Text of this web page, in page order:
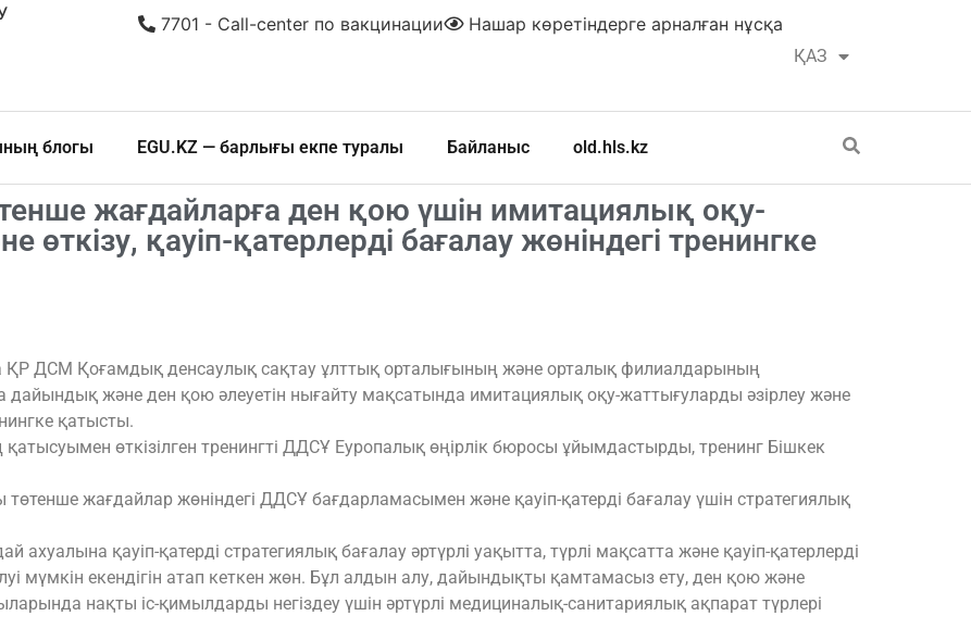
ҚАЗ
РУС
Нашар көретіндерге арналған нұсқа
7701 - Call-center по вакцинации
блогы EGU.KZ — барлығы екпе туралы Байланыс old.hls.kz
жағдайларға ден қою үшін имитациялық оқу-
өткізу, қауіп-қатерлерді бағалау жөніндегі тренингке
ДСМ Қоғамдық денсаулық сақтау ұлттық орталығының және орталық филиалдарының
дайындық және ден қою әлеуетін нығайту мақсатында имитациялық оқу-жаттығуларды әзірлеу және
қатысты.
қатысуымен өткізілген тренингті ДДСҰ Еуропалық өңірлік бюросы ұйымдастырды, тренинг Бішкек
жағдайлар жөніндегі ДДСҰ бағдарламасымен және қауіп-қатерді бағалау үшін стратегиялық
қауіп-қатерді стратегиялық бағалау әртүрлі уақытта, түрлі мақсатта және қауіп-қатерлерді
мүмкін екендігін атап кеткен жөн. Бұл алдын алу, дайындықты қамтамасыз ету, ден қою және
нақты іс-қимылдарды негіздеу үшін әртүрлі медициналық-санитариялық ақпарат түрлері